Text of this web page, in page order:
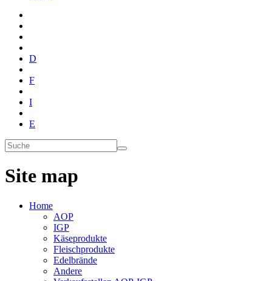
D
F
I
E
Site map
Home
AOP
IGP
Käseprodukte
Fleischprodukte
Edelbrände
Andere